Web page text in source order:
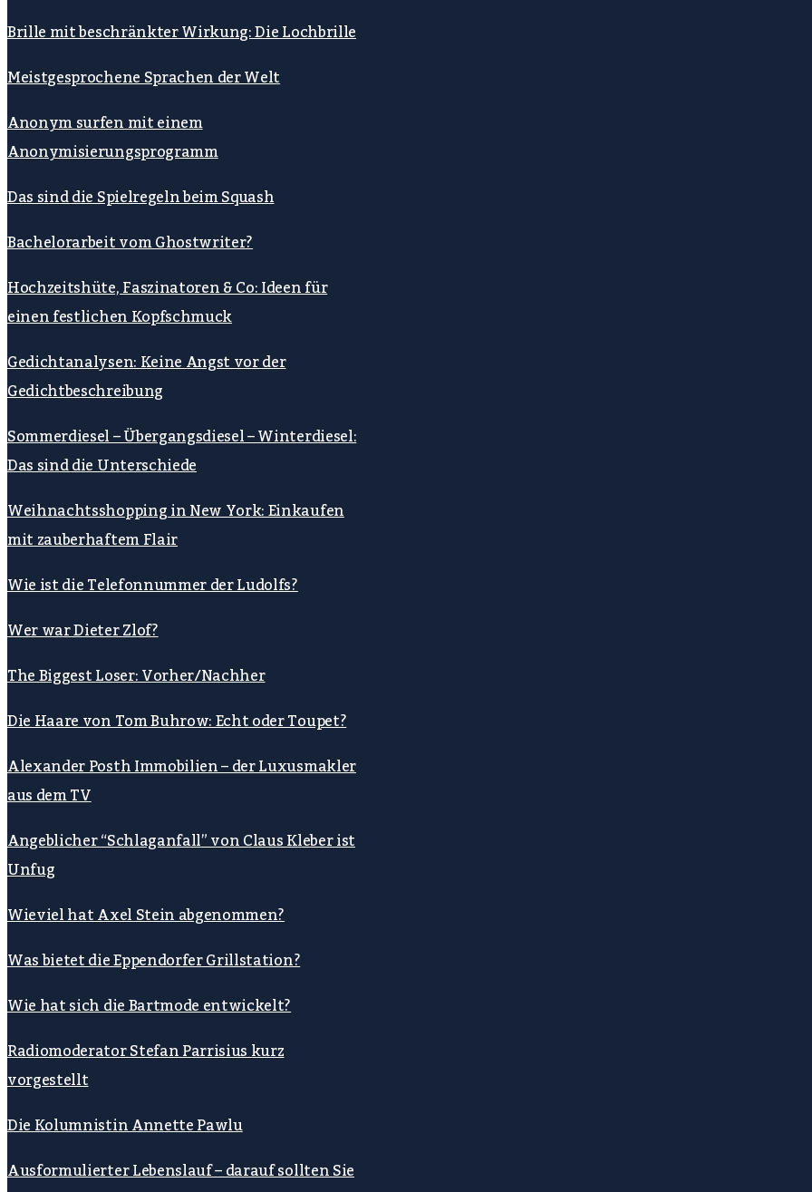
Brille mit beschränkter Wirkung: Die Lochbrille
Meistgesprochene Sprachen der Welt
Anonym surfen mit einem
Anonymisierungsprogramm
Das sind die Spielregeln beim Squash
Bachelorarbeit vom Ghostwriter?
Hochzeitshüte, Faszinatoren & Co: Ideen für
einen festlichen Kopfschmuck
Gedichtanalysen: Keine Angst vor der
Gedichtbeschreibung
Sommerdiesel – Übergangsdiesel – Winterdiesel:
Das sind die Unterschiede
Weihnachtsshopping in New York: Einkaufen
mit zauberhaftem Flair
Wie ist die Telefonnummer der Ludolfs?
Wer war Dieter Zlof?
The Biggest Loser: Vorher/Nachher
Die Haare von Tom Buhrow: Echt oder Toupet?
Alexander Posth Immobilien – der Luxusmakler
aus dem TV
Angeblicher “Schlaganfall” von Claus Kleber ist
Unfug
Wieviel hat Axel Stein abgenommen?
Was bietet die Eppendorfer Grillstation?
Wie hat sich die Bartmode entwickelt?
Radiomoderator Stefan Parrisius kurz
vorgestellt
Die Kolumnistin Annette Pawlu
Ausformulierter Lebenslauf – darauf sollten Sie